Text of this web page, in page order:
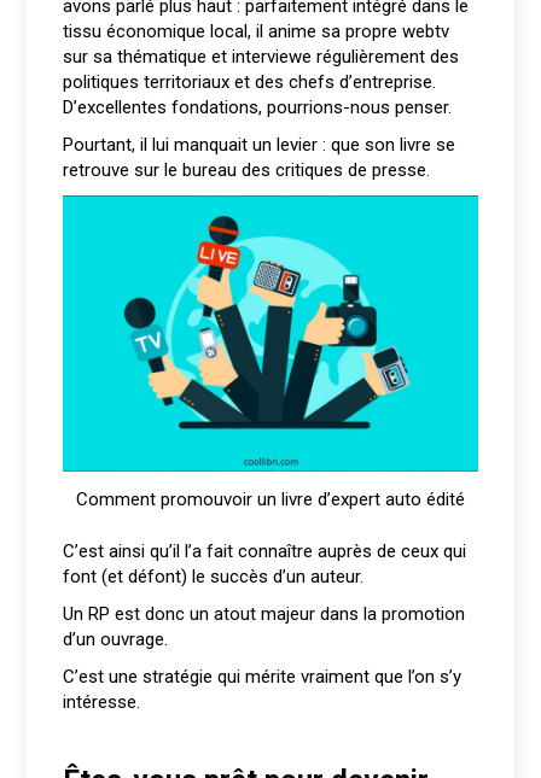
avons parlé plus haut : parfaitement intégré dans le
tissu économique local, il anime sa propre webtv
sur sa thématique et interviewe régulièrement des
politiques territoriaux et des chefs d’entreprise.
D’excellentes fondations, pourrions-nous penser.
Pourtant, il lui manquait un levier : que son livre se
retrouve sur le bureau des critiques de presse.
Comment promouvoir un livre d’expert auto édité
C’est ainsi qu’il l’a fait connaître auprès de ceux qui
font (et défont) le succès d’un auteur.
Un RP est donc un atout majeur dans la promotion
d’un ouvrage.
C’est une stratégie qui mérite vraiment que l’on s’y
intéresse.